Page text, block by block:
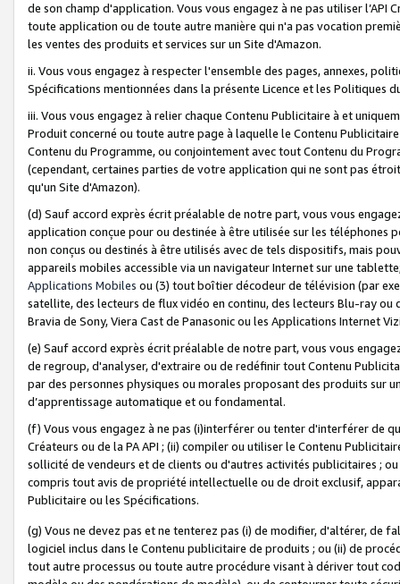
de son champ d'application. Vous vous engagez à ne pas utiliser l’API
toute application ou de toute autre manière qui n'a pas vocation
les ventes des produits et services sur un Site d'Amazon.
ii. Vous vous engagez à respecter l'ensemble des pages, annexes,
Spécifications mentionnées dans la présente Licence et les Politiques
iii. Vous vous engagez à relier chaque Contenu Publicitaire à et
Produit concerné ou toute autre page à laquelle le Contenu
Contenu du Programme, ou conjointement avec tout Contenu du
(cependant, certaines parties de votre application qui ne sont pas
qu'un Site d'Amazon).
(d) Sauf accord exprès écrit préalable de notre part, vous vous
application conçue pour ou destinée à être utilisée sur les téléphones
non conçus ou destinés à être utilisés avec de tels dispositifs, mais
appareils mobiles accessible via un navigateur Internet sur une
Applications Mobiles ou (3) tout boîtier décodeur de télévision (par
satellite, des lecteurs de flux vidéo en continu, des lecteurs Blu-ray
Bravia de Sony, Viera Cast de Panasonic ou les Applications Internet
(e) Sauf accord exprès écrit préalable de notre part, vous vous
de regroup, d'analyser, d'extraire ou de redéfinir tout Contenu
par des personnes physiques ou morales proposant des produits sur
d’apprentissage automatique et ou fondamental.
(f) Vous vous engagez à ne pas (i)interférer ou tenter d'interférer de
Créateurs ou de la PA API ; (ii) compiler ou utiliser le Contenu
sollicité de vendeurs et de clients ou d'autres activités publicitaires ;
compris tout avis de propriété intellectuelle ou de droit exclusif,
Publicitaire ou les Spécifications.
(g) Vous ne devez pas et ne tenterez pas (i) de modifier, d'altérer, de
logiciel inclus dans le Contenu publicitaire de produits ; ou (ii) de
tout autre processus ou toute autre procédure visant à dériver tout